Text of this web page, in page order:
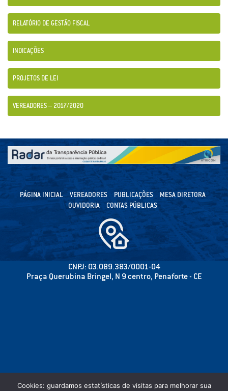
RELATÓRIO DE GESTÃO FISCAL
INDICAÇÕES
PROJETOS DE LEI
VEREADORES – 2017/2020
PÁGINA INICIAL VEREADORES PUBLICAÇÕES
MESA DIRETORA
OUVIDORIA
CONTAS PÚBLICAS
CNPJ: 03.089.383/0001-04
Praça Querubina Bringel, N 9 centro, Penaforte - CE
Cookies: guardamos estatísticas de visitas para melhorar sua